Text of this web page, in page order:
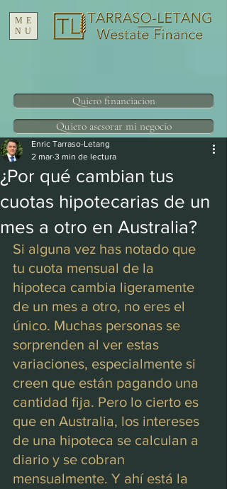
ME
NU
Quiero financiacion
Quiero asesorar mi negocio
¿Por qué cambian tus
cuotas hipotecarias de un
mes a otro en Australia?
Enric Tarraso-Letang
2 mar 3 min de lectura
Si alguna vez has notado que
tu cuota mensual de la
hipoteca cambia ligeramente
de un mes a otro, no eres el
único. Muchas personas se
sorprenden al ver estas
variaciones, especialmente si
creen que están pagando una
cantidad fija. Pero lo cierto es
que en Australia, los intereses
de una hipoteca se calculan a
diario y se cobran
mensualmente. Y ahí está la